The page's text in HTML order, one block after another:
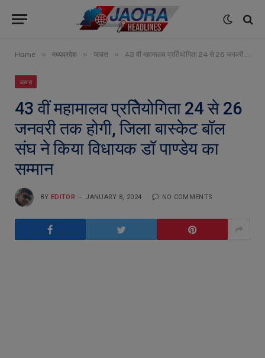
Home » मध्यप्रदेश » जावरा » 43 वीं महामालव प्रतिेयोगिता 24 से 26 जनवरी तक होगी, जिला बास्केट बॉल संघ ने किया विधायक डॉ पाण्डेय का सम्मान
जावरा
43 वीं महामालव प्रतिेयोगिता 24 से 26
जनवरी तक होगी, जिला बास्केट बॉल
संघ ने किया विधायक डॉ पाण्डेय का
सम्मान
BY EDITOR JANUARY 8, 2024 NO COMMENTS